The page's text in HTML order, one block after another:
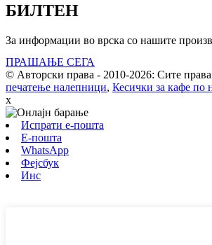
БИЛТЕН
За информации во врска со нашите
ПРАШАЊЕ СЕГА
© Авторски права - 2010-2026: Сите
печатење налепници, Кесички за кафе по
x
Испрати е-пошта
Е-пошта
WhatsApp
Фејсбук
Инс